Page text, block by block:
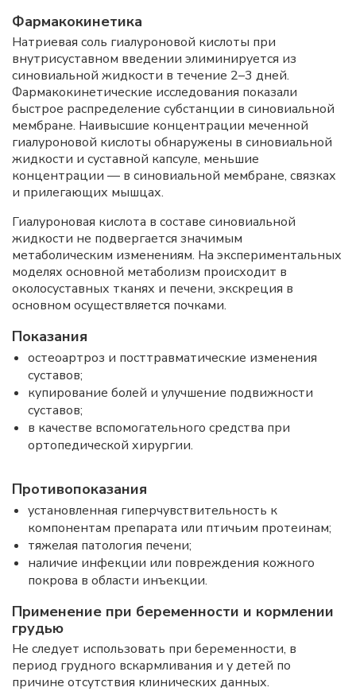
Фармакокинетика
Натриевая соль гиалуроновой кислоты при
внутрисуставном введении элиминируется из
синовиальной жидкости в течение 2–3 дней.
Фармакокинетические исследования показали
быстрое распределение субстанции в синовиальной
мембране. Наивысшие концентрации меченной
гиалуроновой кислоты обнаружены в синовиальной
жидкости и суставной капсуле, меньшие
концентрации — в синовиальной мембране, связках
и прилегающих мышцах.
Гиалуроновая кислота в составе синовиальной
жидкости не подвергается значимым
метаболическим изменениям. На экспериментальных
моделях основной метаболизм происходит в
околосуставных тканях и печени, экскреция в
основном осуществляется почками.
Показания
остеоартроз и посттравматические изменения
суставов;
купирование болей и улучшение подвижности
суставов;
в качестве вспомогательного средства при
ортопедической хирургии.
Противопоказания
установленная гиперчувствительность к
компонентам препарата или птичьим протеинам;
тяжелая патология печени;
наличие инфекции или повреждения кожного
покрова в области инъекции.
Применение при беременности и кормлении
грудью
Не следует использовать при беременности, в
период грудного вскармливания и у детей по
причине отсутствия клинических данных.